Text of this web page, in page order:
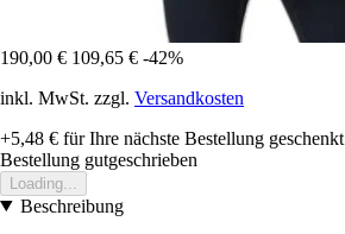
190,00 € 109,65 € -42%
inkl. MwSt. zzgl. Versandkosten
+5,48 € für Ihre nächste Bestellung geschenkt
Bestellung gutgeschrieben
Loading...
Beschreibung